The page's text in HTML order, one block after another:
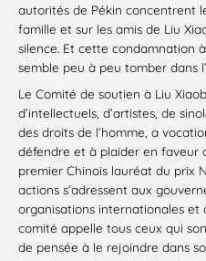
autorités de Pékin concentrent
famille et sur les amis de Liu
silence. Et cette condamnation
semble peu à peu tomber dans
Le Comité de soutien à Liu
d’intellectuels, d’artistes, de
des droits de l’homme, a
défendre et à plaider en faveur
premier Chinois lauréat du prix
actions s’adressent aux
organisations internationales et
comité appelle tous ceux qui
de pensée à le rejoindre dans